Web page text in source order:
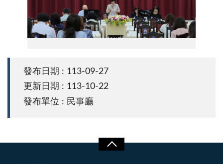
發布日期 : 113-09-27
更新日期 : 113-10-22
發布單位 : 民事廳